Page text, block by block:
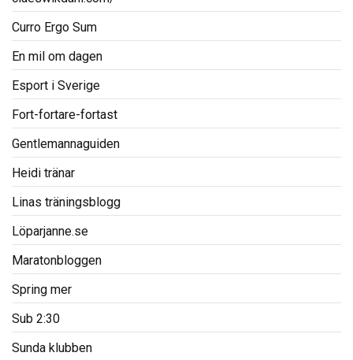
Curro Ergo Sum
En mil om dagen
Esport i Sverige
Fort-fortare-fortast
Gentlemannaguiden
Heidi tränar
Linas träningsblogg
Löparjanne.se
Maratonbloggen
Spring mer
Sub 2:30
Sunda klubben